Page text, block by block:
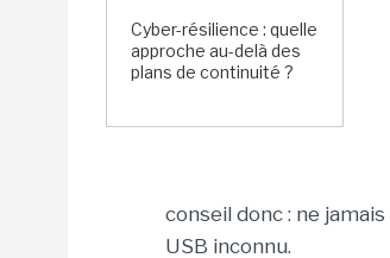
Cyber-résilience : quelle
approche au-delà des
plans de continuité ?
conseil donc : ne
USB inconnu.